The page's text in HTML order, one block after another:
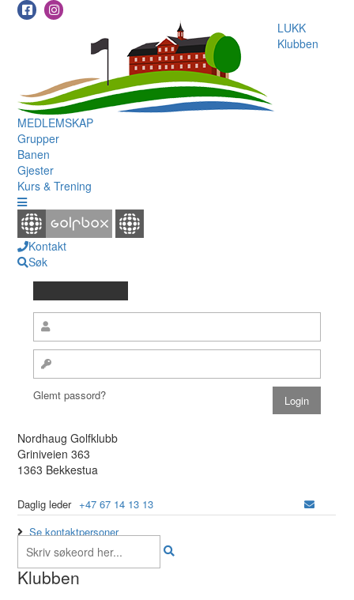
LUKK
Klubben
MEDLEMSKAP
Grupper
Banen
Gjester
Kurs & Trening
Kontakt
Søk
Glemt passord?
Nordhaug Golfklubb
Griniveien 363
1363 Bekkestua
Daglig leder +47 67 14 13 13
Se kontaktpersoner
Klubben